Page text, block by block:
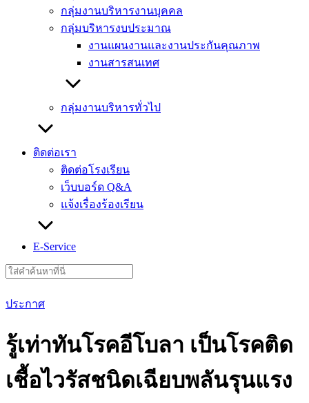
กลุ่มงานบริหารงานบุคคล
กลุ่มบริหารงบประมาณ
งานแผนงานและงานประกันคุณภาพ
งานสารสนเทศ
กลุ่มงานบริหารทั่วไป
ติดต่อเรา
ติดต่อโรงเรียน
เว็บบอร์ด Q&A
แจ้งเรื่องร้องเรียน
E-Service
Search
for:
ประกาศ
รู้เท่าทันโรคอีโบลา เป็นโรคติด
เชื้อไวรัสชนิดเฉียบพลันรุนแรง